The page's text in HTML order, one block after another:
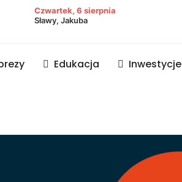
Czwartek, 6 sierpnia
Sławy, Jakuba
Edukacja Inwestycje